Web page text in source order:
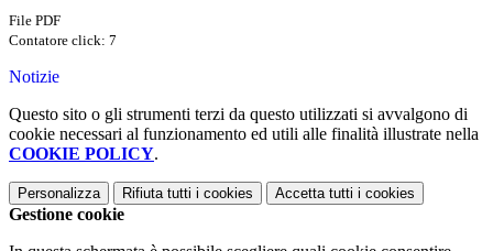
File PDF
Contatore click: 7
Notizie
Questo sito o gli strumenti terzi da questo utilizzati si avvalgono di
cookie necessari al funzionamento ed utili alle finalità illustrate nella
COOKIE POLICY.
Personalizza Rifiuta tutti i cookies Accetta tutti i cookies
Gestione cookie